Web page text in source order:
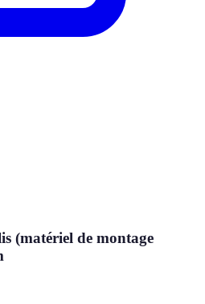
(matériel de montage